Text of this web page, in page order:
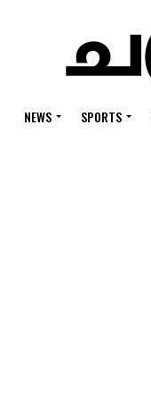
NEWS SPORTS